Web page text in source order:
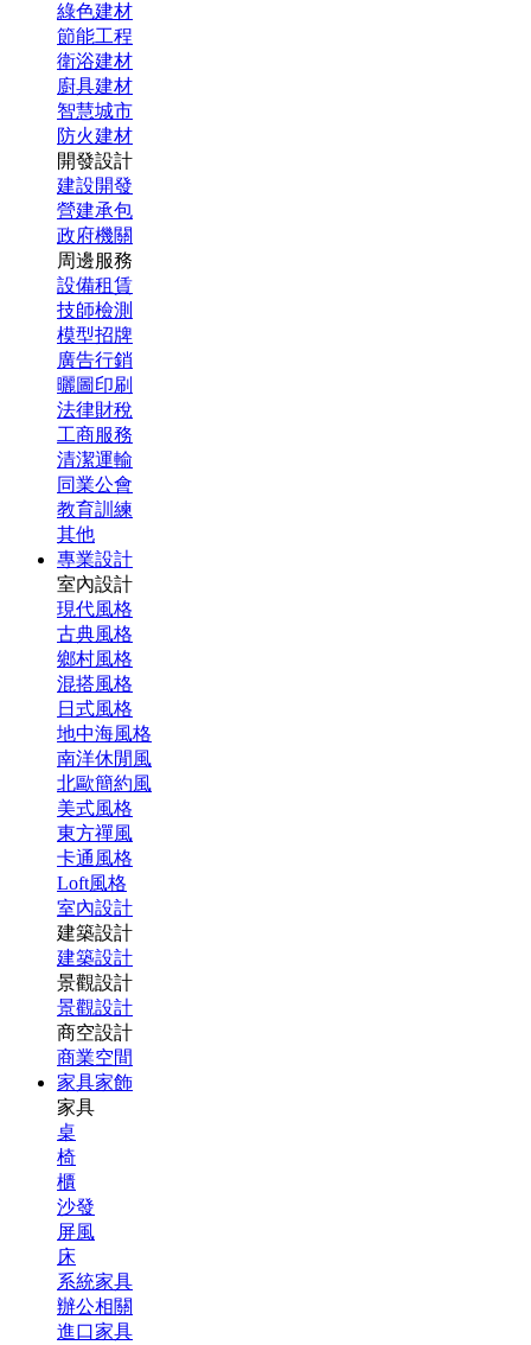
綠色建材
節能工程
衛浴建材
廚具建材
智慧城市
防火建材
開發設計
建設開發
營建承包
政府機關
周邊服務
設備租賃
技師檢測
模型招牌
廣告行銷
曬圖印刷
法律財稅
工商服務
清潔運輸
同業公會
教育訓練
其他
專業設計
室內設計
現代風格
古典風格
鄉村風格
混搭風格
日式風格
地中海風格
南洋休閒風
北歐簡約風
美式風格
東方禪風
卡通風格
Loft風格
室內設計
建築設計
建築設計
景觀設計
景觀設計
商空設計
商業空間
家具家飾
家具
桌
椅
櫃
沙發
屏風
床
系統家具
辦公相關
進口家具